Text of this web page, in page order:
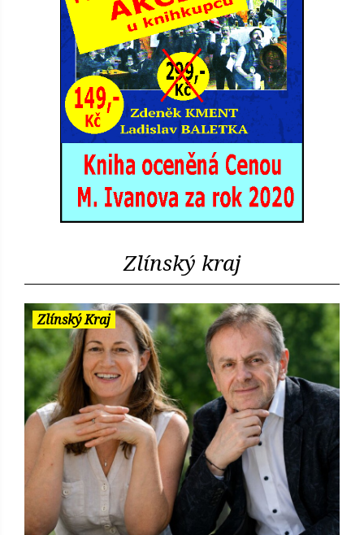
Zlínský kraj
Zlínský Kraj